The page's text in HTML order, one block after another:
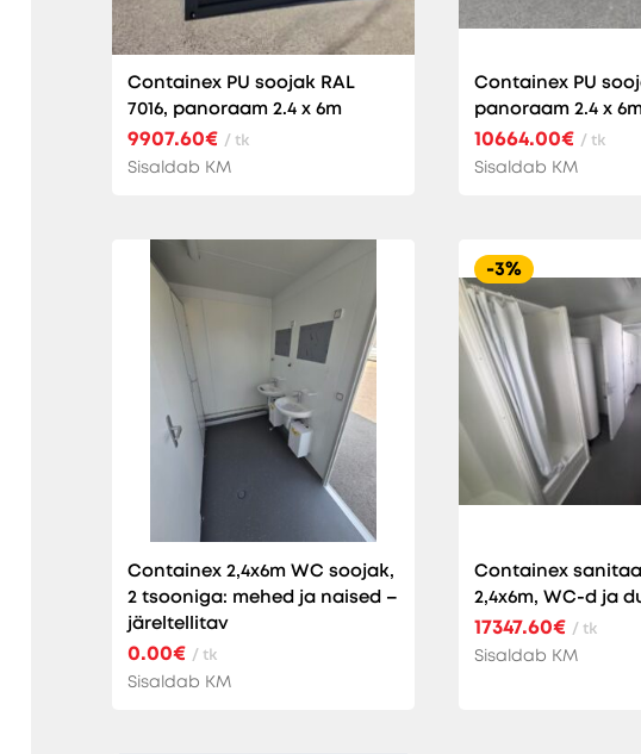
Containex PU soojak RAL
7016, panoraam 2.4 x 6m
9907.60€ / tk
Sisaldab KM
Containex PU
panoraam 2.4 x
10664.00€ / tk
Sisaldab KM
Containex 2,4x6m WC soojak,
2 tsooniga: mehed ja naised –
järeltellitav
0.00€ / tk
Sisaldab KM
-3%
Containex
2,4x6m, WC-d ja
17347.60€ / tk
Sisaldab KM